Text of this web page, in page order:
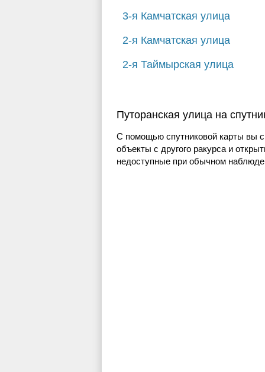
3-я Камчатская улица
2-я Камчатская улица
2-я Таймырская улица
Путоранская улица на
С помощью спутниковой карты вы
объекты с другого ракурса и
недоступные при обычном